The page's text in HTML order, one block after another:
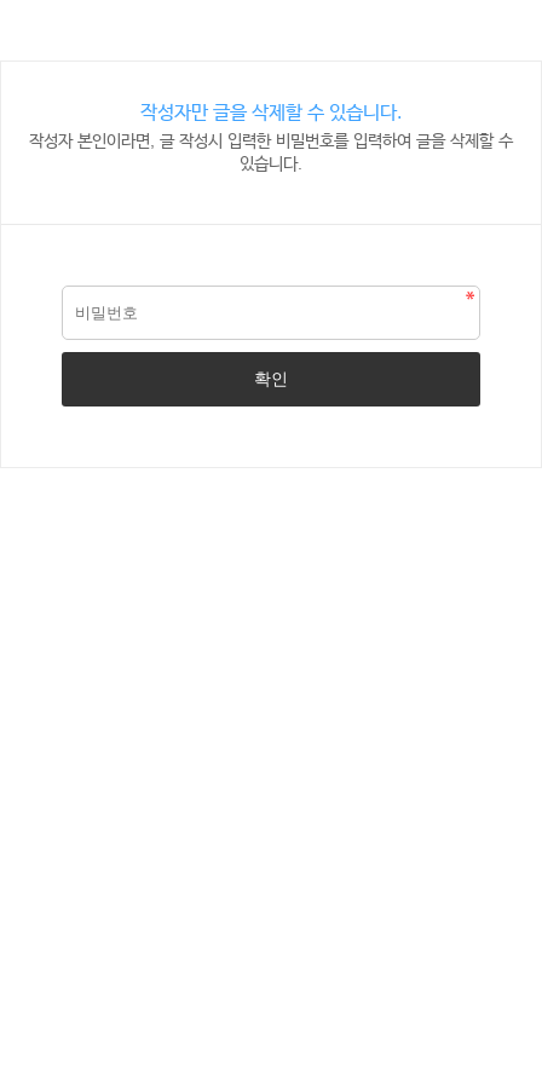
작성자만 글을 삭제할 수 있습니다.
작성자 본인이라면, 글 작성시 입력한 비밀번호를 입력하여 글을 삭제할 수
있습니다.